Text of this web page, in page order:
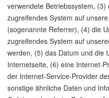
verwendete Betriebssystem,
zugreifendes System auf
(sogenannte Referrer), (4) die
zugreifendes System auf
werden, (5) das Datum und die
Internetseite, (6) eine Internet-
der Internet-Service-Provider
sonstige ähnliche Daten und